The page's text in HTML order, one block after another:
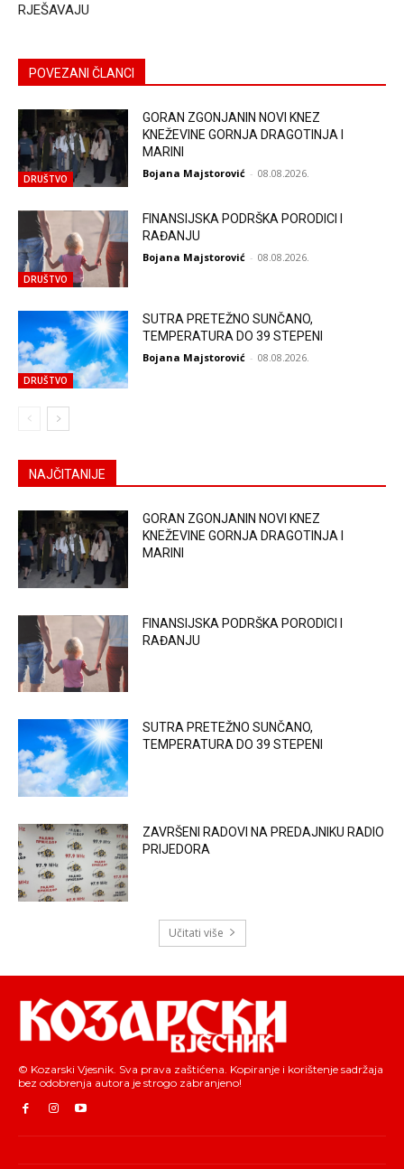
RJEŠAVAJU
POVEZANI ČLANCI
DRUŠTVO
GORAN ZGONJANIN NOVI KNEZ
KNEŽEVINE GORNJA DRAGOTINJA I
MARINI
Bojana Majstorović - 08.08.2026.
DRUŠTVO
FINANSIJSKA PODRŠKA PORODICI I
RAĐANJU
Bojana Majstorović - 08.08.2026.
DRUŠTVO
SUTRA PRETEŽNO SUNČANO,
TEMPERATURA DO 39 STEPENI
Bojana Majstorović - 08.08.2026.
NAJČITANIJE
GORAN ZGONJANIN NOVI KNEZ
KNEŽEVINE GORNJA DRAGOTINJA I
MARINI
FINANSIJSKA PODRŠKA PORODICI I
RAĐANJU
SUTRA PRETEŽNO SUNČANO,
TEMPERATURA DO 39 STEPENI
ZAVRŠENI RADOVI NA PREDAJNIKU RADIO
PRIJEDORA
Učitati više
© Kozarski Vjesnik. Sva prava zaštićena. Kopiranje i korištenje sadržaja
bez odobrenja autora je strogo zabranjeno!